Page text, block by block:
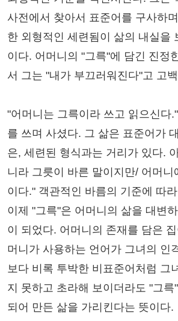
사전에서 찾아서 표준어를 구사하
한 외형적인 세련됨이 삶의 내실을
이다. 어머니의 "그륵"에 담긴 진정
서 그는 "내가 부끄러워진다"고 고
"어머니는 그륵이라 쓰고 읽으신다
를 쓰며 사셨다. 그 삶은 표준어가
은, 세련된 형식과는 거리가 있다.
니라 그릇이 바른 말이지만/ 어머니
이다." 객관적인 바름의 기준에 따
이제 "그륵"은 어머니의 삶을 대변
이 되었다. 어머니의 존재를 담은
머니가 사용하는 언어가 그녀의 인
보다 비록 투박한 비표준어처럼 그
지 못하고 초라해 보이더라도 "그
되어 만든 삶을 가리킨다는 뜻이다.